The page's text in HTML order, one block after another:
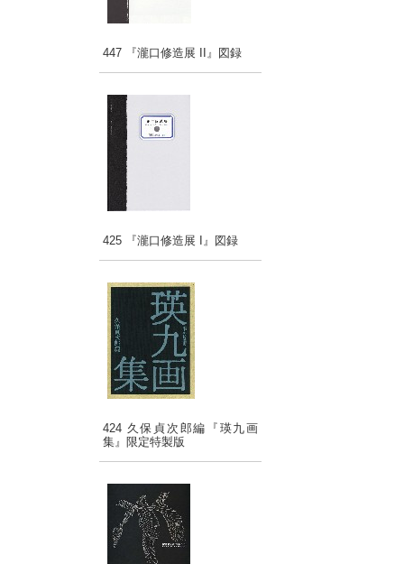
447 『瀧口修造展 II』図録
425 『瀧口修造展 I』図録
424 久保貞次郎編『瑛九画
集』限定特製版